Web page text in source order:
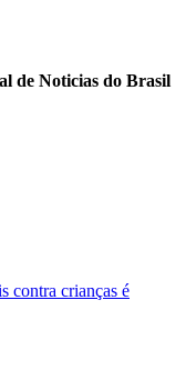
de Noticias do Brasil